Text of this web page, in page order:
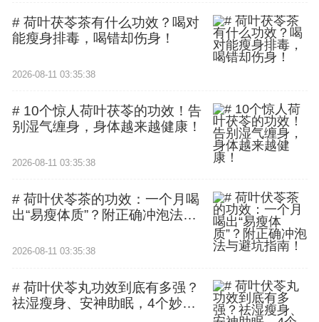
# 荷叶茯苓茶有什么功效？喝对
能瘦身排毒，喝错却伤身！
2026-08-11 03:35:38
# 10个惊人荷叶茯苓的功效！告
别湿气缠身，身体越来越健康！
2026-08-11 03:35:38
# 荷叶伏苓茶的功效：一个月喝
出“易瘦体质”？附正确冲泡法与
2026-08-11 03:35:38
# 荷叶伏苓丸功效到底有多强？
祛湿瘦身、安神助眠，4个妙用